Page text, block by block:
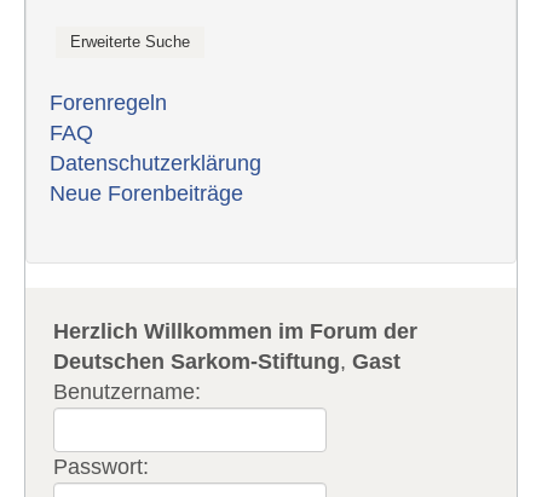
Forenregeln
FAQ
Datenschutzerklärung
Neue Forenbeiträge
Herzlich Willkommen im Forum der
Deutschen Sarkom-Stiftung,Gast
Benutzername:
Passwort: